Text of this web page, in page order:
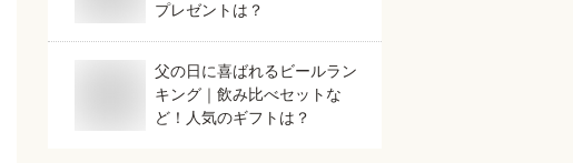
プレゼントは？
父の日に喜ばれるビールラン
キング｜飲み比べセットな
ど！人気のギフトは？